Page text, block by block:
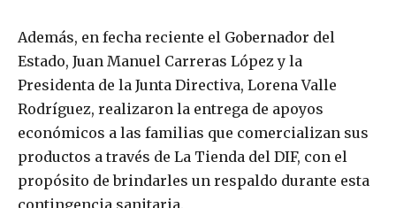
Además, en fecha reciente el Gobernador del
Estado, Juan Manuel Carreras López y la
Presidenta de la Junta Directiva, Lorena Valle
Rodríguez, realizaron la entrega de apoyos
económicos a las familias que comercializan sus
productos a través de La Tienda del DIF, con el
propósito de brindarles un respaldo durante esta
contingencia sanitaria.